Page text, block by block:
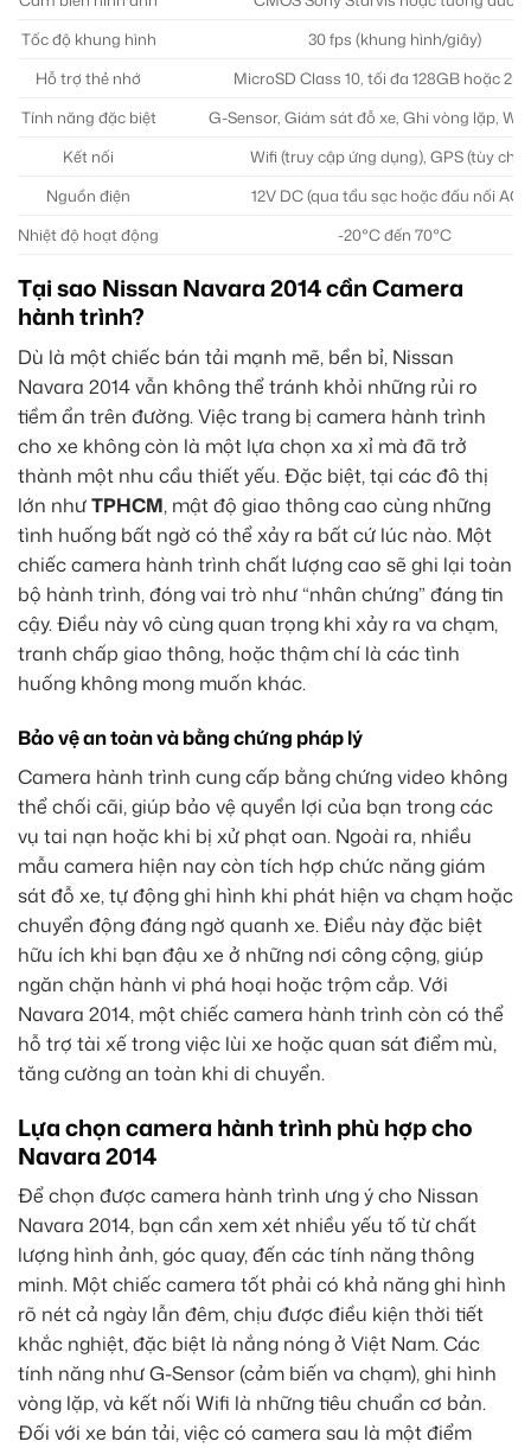
Tốc độ khung hình
30 fps (khung hình/giây)
Hỗ trợ thẻ nhớ
MicroSD Class 10, tối đa 128GB hoặc
Tính năng đặc biệt
G-Sensor, Giám sát đỗ xe, Ghi vòng lặp,
Kết nối
Wifi (truy cập ứng dụng), GPS (tùy
Nguồn điện
12V DC (qua tẩu sạc hoặc đấu nối
Nhiệt độ hoạt động
-20°C đến 70°C
Tại sao Nissan Navara 2014 cần Camera
hành trình?
Dù là một chiếc bán tải mạnh mẽ, bền bỉ, Nissan
Navara 2014 vẫn không thể tránh khỏi những rủi ro
tiềm ẩn trên đường. Việc trang bị camera hành trình
cho xe không còn là một lựa chọn xa xỉ mà đã trở
thành một nhu cầu thiết yếu. Đặc biệt, tại các đô thị
lớn nhưTPHCM, mật độ giao thông cao cùng những
tình huống bất ngờ có thể xảy ra bất cứ lúc nào. Một
chiếc camera hành trình chất lượng cao sẽ ghi lại toàn
bộ hành trình, đóng vai trò như “nhân chứng” đáng tin
cậy. Điều này vô cùng quan trọng khi xảy ra va chạm,
tranh chấp giao thông, hoặc thậm chí là các tình
huống không mong muốn khác.
Bảo vệ an toàn và bằng chứng pháp lý
Camera hành trình cung cấp bằng chứng video không
thể chối cãi, giúp bảo vệ quyền lợi của bạn trong các
vụ tai nạn hoặc khi bị xử phạt oan. Ngoài ra, nhiều
mẫu camera hiện nay còn tích hợp chức năng giám
sát đỗ xe, tự động ghi hình khi phát hiện va chạm hoặc
chuyển động đáng ngờ quanh xe. Điều này đặc biệt
hữu ích khi bạn đậu xe ở những nơi công cộng, giúp
ngăn chặn hành vi phá hoại hoặc trộm cắp. Với
Navara 2014, một chiếc camera hành trình còn có thể
hỗ trợ tài xế trong việc lùi xe hoặc quan sát điểm mù,
tăng cường an toàn khi di chuyển.
Lựa chọn camera hành trình phù hợp cho
Navara 2014
Để chọn được camera hành trình ưng ý cho Nissan
Navara 2014, bạn cần xem xét nhiều yếu tố từ chất
lượng hình ảnh, góc quay, đến các tính năng thông
minh. Một chiếc camera tốt phải có khả năng ghi hình
rõ nét cả ngày lẫn đêm, chịu được điều kiện thời tiết
khắc nghiệt, đặc biệt là nắng nóng ở Việt Nam. Các
tính năng như G-Sensor (cảm biến va chạm), ghi hình
vòng lặp, và kết nối Wifi là những tiêu chuẩn cơ bản.
Đối với xe bán tải, việc có camera sau là một điểm